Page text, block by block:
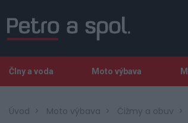
Člny a voda Moto výbava
Úvod Moto výbava Čižmy a obuv